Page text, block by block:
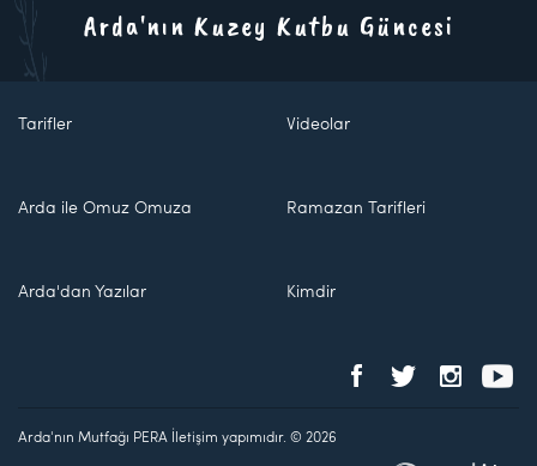
Arda'nın Kuzey Kutbu Güncesi
Tarifler Videolar
Arda ile Omuz Omuza Ramazan Tarifleri
Arda'dan Yazılar Kimdir
Arda'nın Mutfağı PERA İletişim yapımıdır. © 2026